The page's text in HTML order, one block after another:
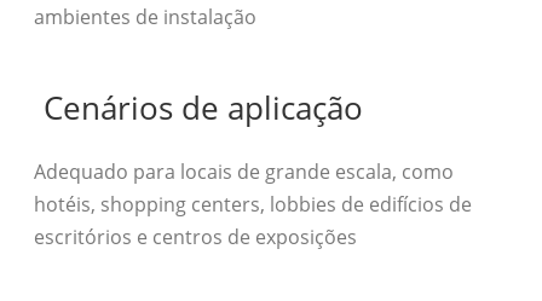
ambientes de instalação
Cenários de aplicação
Adequado para locais de grande escala, como
hotéis, shopping centers, lobbies de edifícios de
escritórios e centros de exposições